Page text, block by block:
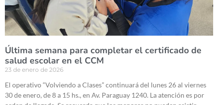
Última semana para completar el certificado de
salud escolar en el CCM
23 de enero de 2026
El operativo “Volviendo a Clases” continuará del lunes 26 al viernes
30 de enero, de 8 a 15 hs., en Av. Paraguay 1240. La atención es por